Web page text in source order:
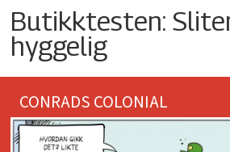
Butikktesten:
hyggelig
CONRADS COLONIAL